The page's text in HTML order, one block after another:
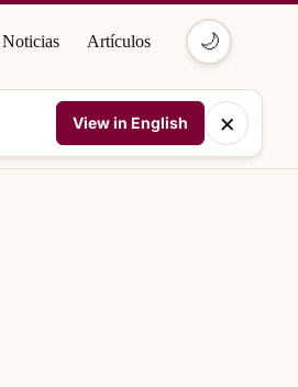
Noticias Artículos 🌙
View in English ×